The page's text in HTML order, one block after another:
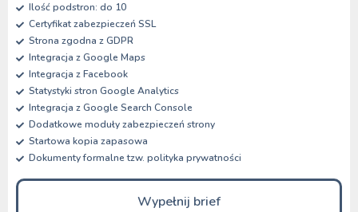
Ilość podstron: do 10
Certyfikat zabezpieczeń SSL
Strona zgodna z GDPR
Integracja z Google Maps
Integracja z Facebook
Statystyki stron Google Analytics
Integracja z Google Search Console
Dodatkowe moduły zabezpieczeń strony
Startowa kopia zapasowa
Dokumenty formalne tzw. polityka prywatności
Wypełnij brief